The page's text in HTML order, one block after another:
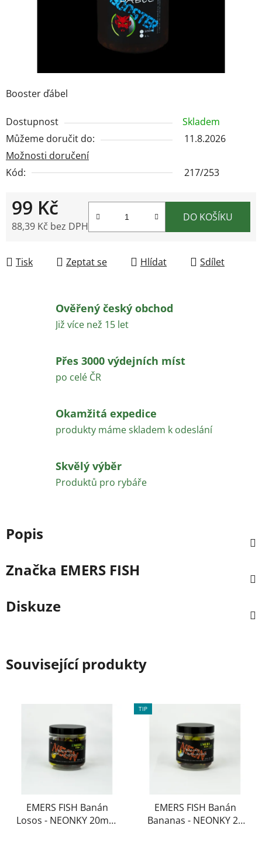
Booster ďábel
Dostupnost
Skladem
Můžeme doručit do:
11.8.2026
Možnosti doručení
Kód:
217/253
99 Kč
88,39 Kč bez DPH
DO KOŠÍKU
Tisk Zeptat se Hlídat Sdílet
Ověřený český obchod
Již více než 15 let
Přes 3000 výdejních míst
po celé ČR
Okamžitá expedice
produkty máme skladem k odeslání
Skvělý výběr
Produktů pro rybáře
Popis
Značka EMERS FISH
Diskuze
Související produkty
EMERS FISH Banán
Losos - NEONKY 20mm
TIP
EMERS FISH Banán
Bananas - NEONKY 20